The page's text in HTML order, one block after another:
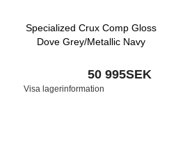
Specialized Crux Comp Gloss
Dove Grey/Metallic Navy
50 995SEK
Visa lagerinformation